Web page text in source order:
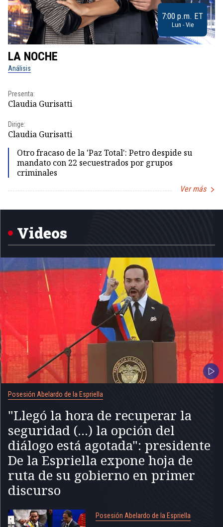
7:00 p.m. ET
Lun - Vie
LA NOCHE
Análisis
Presenta:
Claudia Gurisatti
Dirige:
Claudia Gurisatti
Otro fracaso de la 'Paz Total': Petro despide su
mandato con 22 secuestrados por grupos
criminales
Ver más
1
Videos
Posesión Abelardo de la Espriella
"Llegó la hora de recuperar la
seguridad (...) la opción del
diálogo está agotada": presidente
De la Espriella expone hoja de
ruta de su gobierno en primer
discurso
Posesión Abelardo de la Espriella